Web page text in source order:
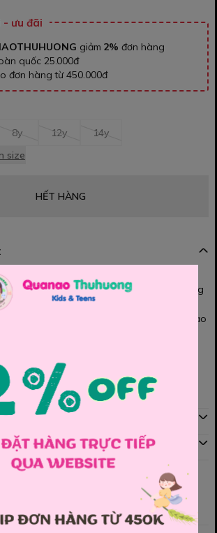
- ưu đãi
giảm 2% đơn hàng
quốc 25.000đ
đơn hàng từ 450.000đ
8y 12y
14y
size
HẾT HÀNG
Alckam
nâu xám hiện đại, form dài chuẩn dáng
gọn gàng hơn 🌿
dặn vừa phải – bé mặc đi học, đi chơi hay dạo
áo len hay áo thun đều cực kỳ sang và
, 150 , 160